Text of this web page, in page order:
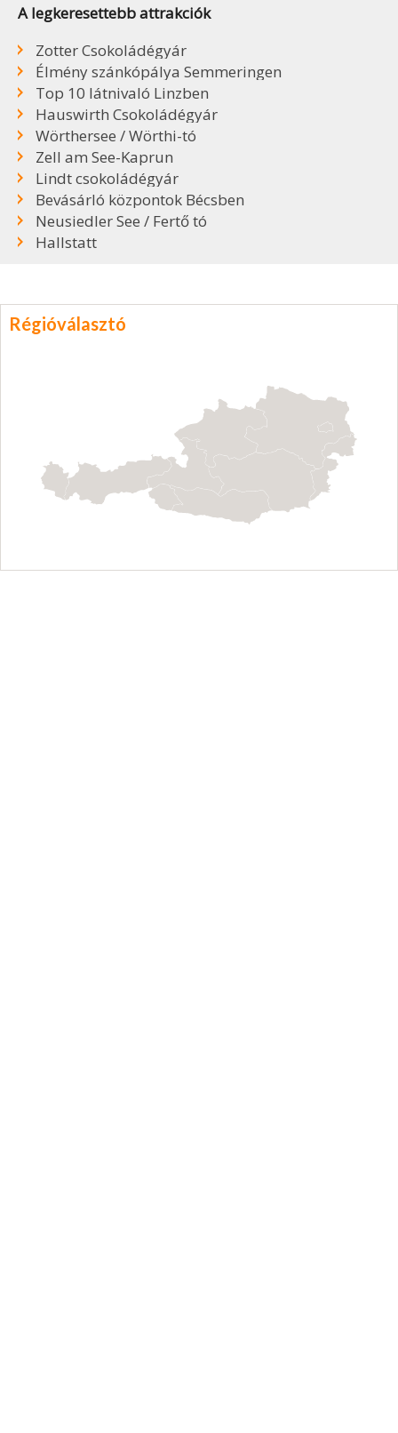
A legkeresettebb attrakciók
Zotter Csokoládégyár
Élmény szánkópálya Semmeringen
Top 10 látnivaló Linzben
Hauswirth Csokoládégyár
Wörthersee / Wörthi-tó
Zell am See-Kaprun
Lindt csokoládégyár
Bevásárló központok Bécsben
Neusiedler See / Fertő tó
Hallstatt
Régióválasztó